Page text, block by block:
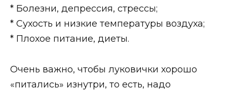
* Болезни, депрессия, стрессы;
* Сухость и низкие температуры воздуха;
* Плохое питание, диеты.
Очень важно, чтобы луковички хорошо
«питались» изнутри, то есть, надо